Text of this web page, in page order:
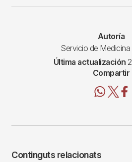
Autoría
Servicio de
Última actualización
Compartir
Continguts relacionats